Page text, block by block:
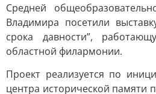
Средней
Владимира посетили
срока давности”,
областной филармонии.
Проект реализуется по
центра исторической памяти